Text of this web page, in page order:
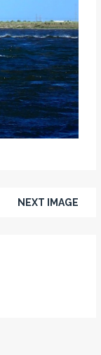
NEXT IMAGE